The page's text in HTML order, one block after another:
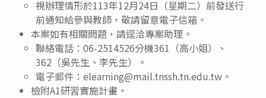
視辦理情形於113年12月24日（星期二）前發送行
前通知給參與教師，敬請留意電子信箱。
本案如有相關問題，請逕洽專案助理。
聯絡電話：06-2514526分機361（高小姐）、
362（吳先生、李先生）。
電子郵件：elearning@mail.tnssh.tn.edu.tw。
檢附A1研習實施計畫。